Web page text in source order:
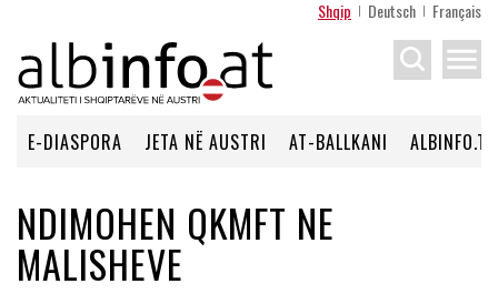
Shqip Deutsch Français
menu
E-DIASPORA JETA NË AUSTRI AT-BALLKANI ALBINFO.TV
NDIMOHEN QKMFT NE
MALISHEVE